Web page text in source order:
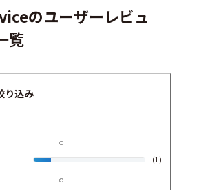
のユーザーレビュ
覧
り込み
(1)